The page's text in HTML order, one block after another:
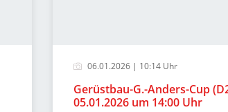
06.01.2026 | 10:14 Uhr
Gerüstbau-G.-Anders-Cup
05.01.2026 um 14:00 Uhr